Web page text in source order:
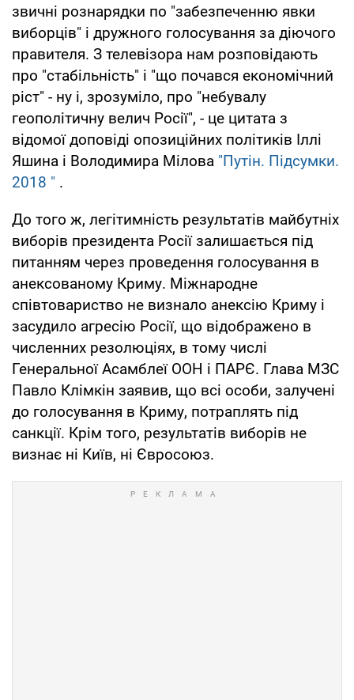
звичні рознарядки по "забезпеченню явки
виборців" і дружного голосування за діючого
правителя. З телевізора нам розповідають
про "стабільність" і "що почався економічний
ріст" - ну і, зрозуміло, про "небувалу
геополітичну велич Росії", - це цитата з
відомої доповіді опозиційних політиків Іллі
Яшина і Володимира Мілова "Путін. Підсумки.
2018 " .
До того ж, легітимність результатів майбутніх
виборів президента Росії залишається під
питанням через проведення голосування в
анексованому Криму. Міжнародне
співтовариство не визнало анексію Криму і
засудило агресію Росії, що відображено в
численних резолюціях, в тому числі
Генеральної Асамблеї ООН і ПАРЄ. Глава МЗС
Павло Клімкін заявив, що всі особи, залучені
до голосування в Криму, потраплять під
санкції. Крім того, результатів виборів не
визнає ні Київ, ні Євросоюз.